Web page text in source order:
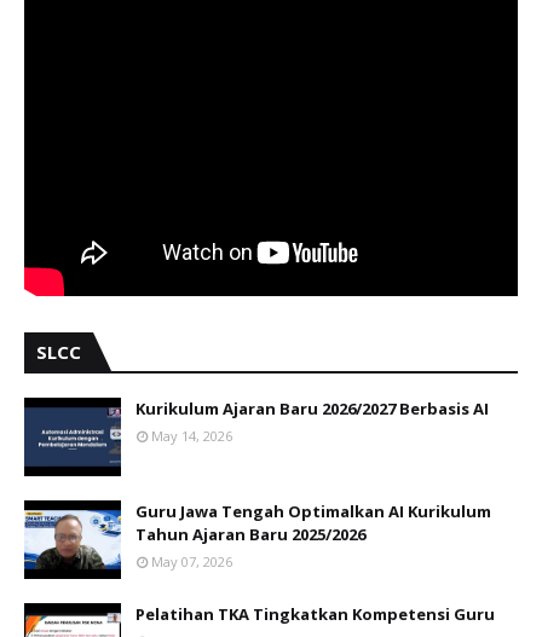
SLCC
Kurikulum Ajaran Baru 2026/2027 Berbasis AI
May 14, 2026
Guru Jawa Tengah Optimalkan AI Kurikulum
Tahun Ajaran Baru 2025/2026
May 07, 2026
Pelatihan TKA Tingkatkan Kompetensi Guru